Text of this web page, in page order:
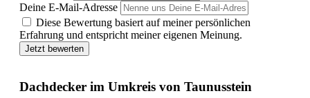
Deine E-Mail-Adresse
Diese Bewertung basiert auf meiner persönlichen
Erfahrung und entspricht meiner eigenen Meinung.
Jetzt bewerten
Dachdecker im Umkreis von Taunusstein